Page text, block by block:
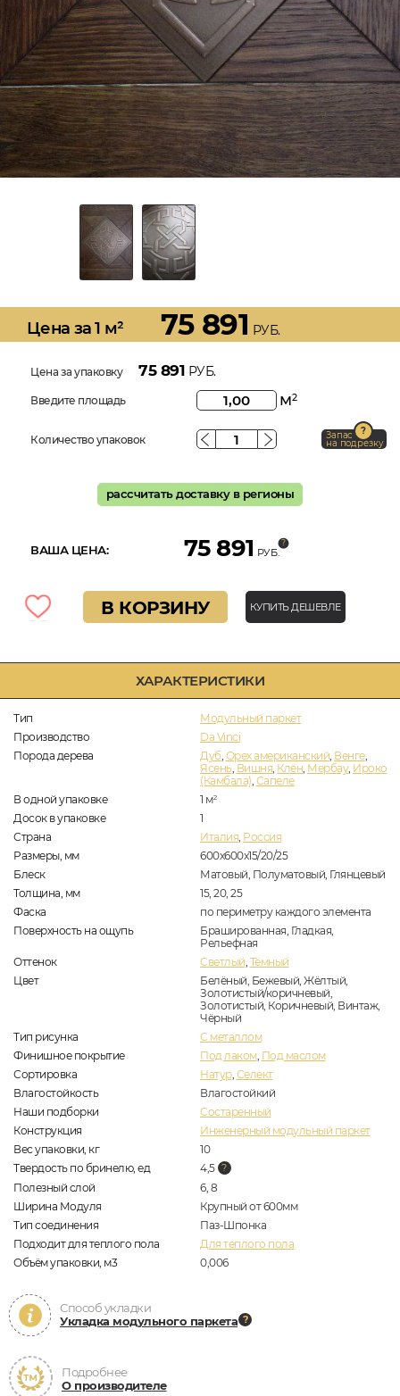
ХАРАКТЕРИСТИКИ
Тип
Модульный паркет
Производство
Da Vinci
Порода дерева
Дуб, Орех американский, Венге,
Ясень, Вишня, Клён, Мербау, Ироко
(Камбала), Сапеле
В одной упаковке
1 м2
Досок в упаковке
1
Страна
Италия, Россия
Размеры, мм
600x600x15/20/25
Блеск
Матовый, Полуматовый, Глянцевый
Толщина, мм
15, 20, 25
Фаска
по периметру каждого элемента
Поверхность на ощупь
Брашированная, Гладкая,
Рельефная
Оттенок
Светлый, Тёмный
Цвет
Белёный, Бежевый, Жёлтый,
Золотистый/коричневый,
Золотистый, Коричневый, Винтаж,
Чёрный
Тип рисунка
С металлом
Финишное покрытие
Под лаком, Под маслом
Сортировка
Натур, Селект
Влагостойкость
Влагостойкий
Наши подборки
Состаренный
Конструкция
Инженерный модульный паркет
Вес упаковки, кг
10
Твердость по бринелю, ед
4,5
Полезный слой
6, 8
Ширина Модуля
Крупный от 600мм
Тип соединения
Паз-Шпонка
Подходит для теплого пола
Для теплого пола
Объём упаковки, м3
0,006
Способ укладки
Укладка модульного паркета
Подробнее
О производителе
Цена за 1 м² 75 891 РУБ.
Цена за упаковку 75 891 РУБ.
Введите площадь м2
Количество упаковок Запас
на подрезку
рассчитать доставку в регионы
ВАША ЦЕНА: 75 891 РУБ.
В КОРЗИНУ КУПИТЬ ДЕШЕВЛЕ